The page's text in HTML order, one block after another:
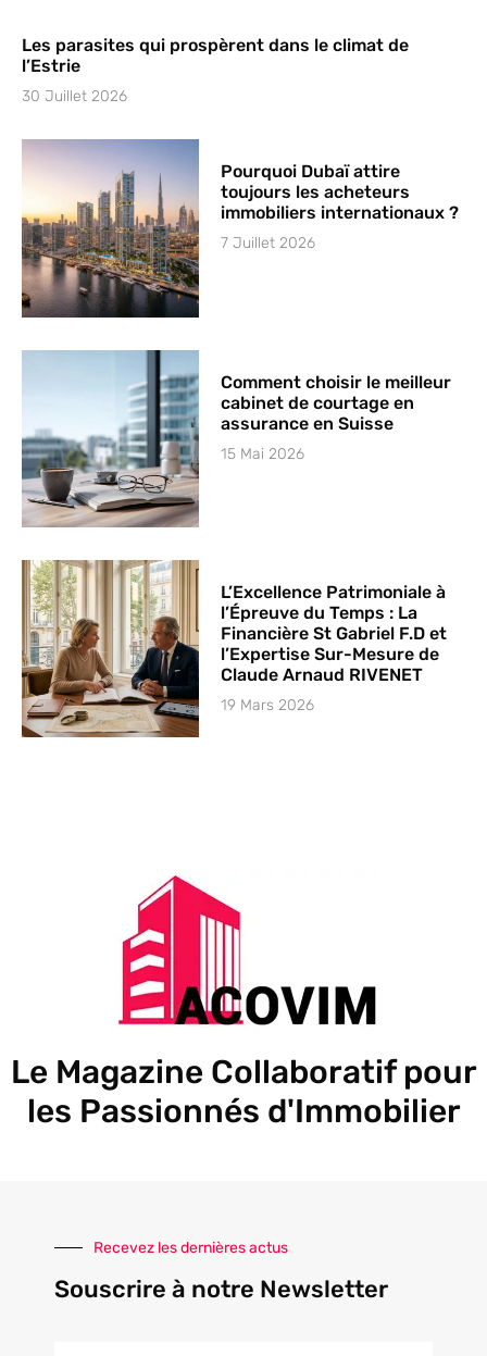
Les parasites qui prospèrent dans le climat de
l’Estrie
30 Juillet 2026
Pourquoi Dubaï attire
toujours les acheteurs
immobiliers internationaux ?
7 Juillet 2026
Comment choisir le meilleur
cabinet de courtage en
assurance en Suisse
15 Mai 2026
L’Excellence Patrimoniale à
l’Épreuve du Temps : La
Financière St Gabriel F.D et
l’Expertise Sur-Mesure de
Claude Arnaud RIVENET
19 Mars 2026
Le Magazine Collaboratif pour
les Passionnés d'Immobilier
Recevez les dernières actus
Souscrire à notre Newsletter